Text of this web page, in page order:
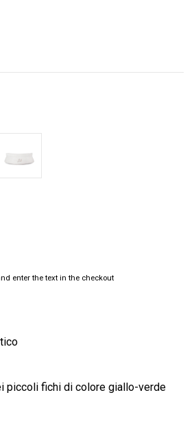
enter the text in the checkout
piccoli fichi di colore giallo-verde